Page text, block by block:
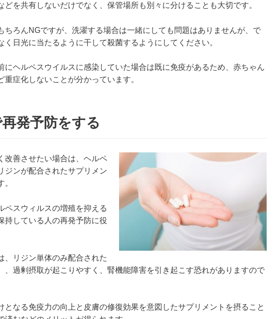
どを共有しないだけでなく、保管場所も別々に分けることも大切です。
ちろんNGですが、洗濯する場合は一緒にしても問題はありませんが、で
く日光に当たるように干して殺菌するようにしてください。
にヘルペスウイルスに感染していた場合は既に免疫があるため、赤ちゃん
症化しないことが分かっています。
発予防をする
改善させたい場合は、ヘルペ
ジンが配合されたサプリメン
ペスウィルスの増殖を抑える
持している人の再発予防に役
、リジン単体のみ配合された
、過剰摂取が起こりやすく、腎機能障害を引き起こす恐れがありますので
となる免疫力の向上と皮膚の修復効果を意図したサプリメントを摂ること